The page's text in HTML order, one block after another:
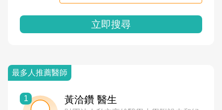
立即搜尋
最多人推薦醫師
1 黃洽鑽 醫生